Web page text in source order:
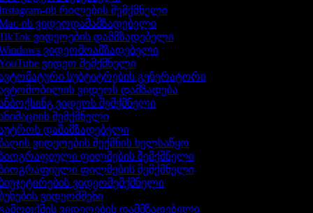
ის რილების შემქმნელი
ის ვიდეოდამამზადებელი
ვიდეოების დამმზადებელი
ვიდეომოამზადებელი
ვიდეო შემქმნელი
სუბტიტრების გენერატორი
ვიდეოს დამზადება
ვიდეოს შემქმნელი
შემქმნელი
დამამზადებელი
ვიდეოების შექმნის ხელსაწყო
ფილმების შემქმნელი
ფილმების შემქმნელი
ვიდეოშემქმნელი
ვიდეომშენი
ვიდეოების დამმზადებელი